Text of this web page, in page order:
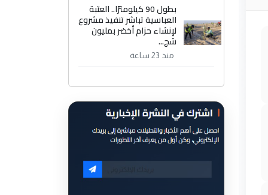
بطول 90 كيلومترًا.. العتبة
العباسية تباشر تنفيذ مشروع
لإنشاء حزام أخضر بمليون
شج...
منذ 23 ساعة